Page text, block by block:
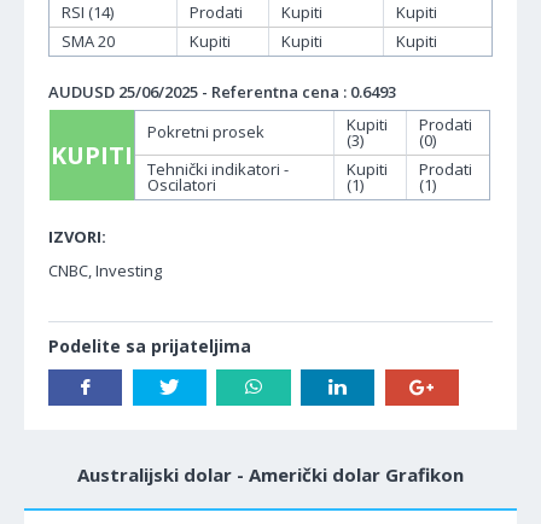
RSI (14)
Prodati Kupiti
Kupiti
SMA 20
Kupiti Kupiti Kupiti
AUDUSD 25/06/2025 - Referentna cena : 0.6493
KUPITI
Pokretni prosek Kupiti
(3)
Prodati
(0)
Tehnički indikatori -
Oscilatori
Kupiti
(1)
Prodati
(1)
IZVORI:
CNBC, Investing
Podelite sa prijateljima
Australijski dolar - Američki dolar Grafikon